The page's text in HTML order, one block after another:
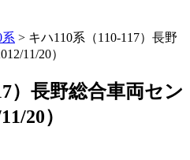
系 > キハ110系（110-117）長野
11/20）
）長野総合車両セン
20）